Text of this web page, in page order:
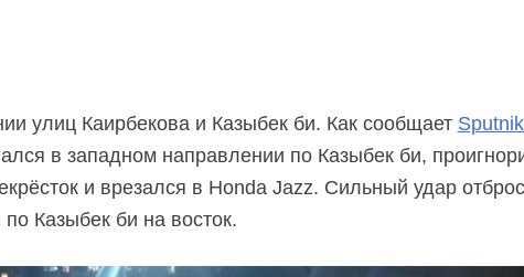
улиц Каирбекова и Казыбек би. Как сообщает
в западном направлении по Казыбек би,
и врезался в Honda Jazz. Сильный удар
Казыбек би на восток.